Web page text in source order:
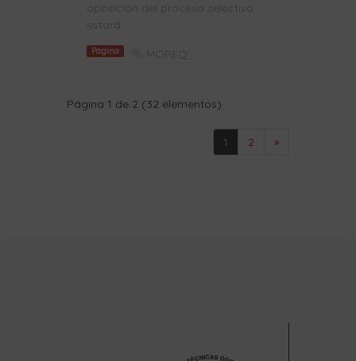
oposición del proceso selectivo
estará ...
Página MOREQ
Página 1 de 2 (32 elementos)
1 2 »